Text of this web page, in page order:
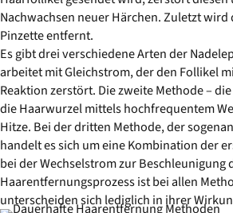
Nachwachsen neuer Härchen. Zuletzt wird
Pinzette entfernt.
Es gibt drei verschiedene Arten der
arbeitet mit Gleichstrom, der den Follikel
Reaktion zerstört. Die zweite Methode –
die Haarwurzel mittels hochfrequentem
Hitze. Bei der dritten Methode, der
handelt es sich um eine Kombination der
bei der Wechselstrom zur Beschleunigung
Haarentfernungsprozess ist bei allen
unterscheiden sich lediglich in ihrer